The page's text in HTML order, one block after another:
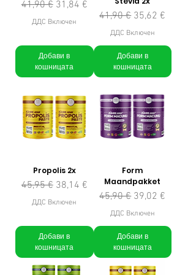
Редовна цена
41,90 € Продажна цена
31,84 €
ДДС Включен
Добави в
кошницата
Редовна цена
41,90 € Продажна цена
35,62 €
ДДС Включен
Добави в
кошницата
Propolis 2x
Редовна цена
45,95 € Продажна цена
38,14 €
ДДС Включен
Добави в
кошницата
Form
Maandpakket
Редовна цена
45,90 € Продажна цена
39,02 €
ДДС Включен
Добави в
кошницата